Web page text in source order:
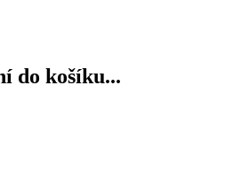
do košíku...